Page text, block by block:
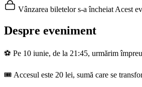
Vânzarea biletelor s-a încheiat Acest
Despre eveniment
⚽ Pe 10 iunie, de la 21:45, urmărim
🎟️ Accesul este 20 lei, sumă care se